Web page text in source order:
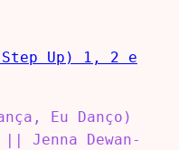
Eu Danço)
Jenna Dewan-